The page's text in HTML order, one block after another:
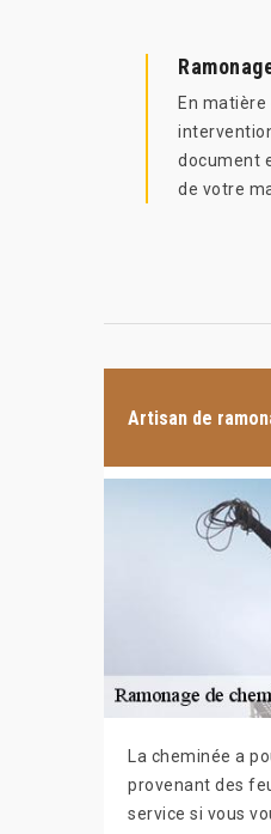
En
document
de votre
Artisan de
La cheminée a
provenant des
service si vous